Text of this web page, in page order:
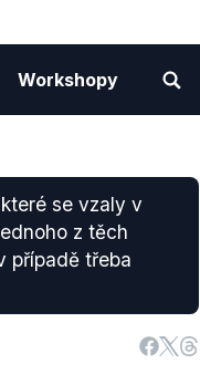
Workshopy
se vzaly v
z těch
případě třeba